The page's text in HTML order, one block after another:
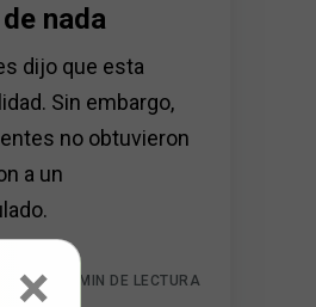
nada
dijo que esta
Sin embargo,
no obtuvieron
a un
13 MIN DE LECTURA
×